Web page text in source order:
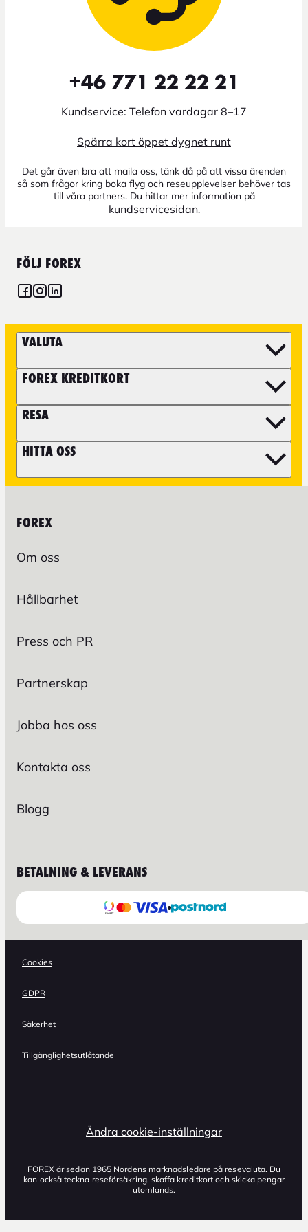
+46 771 22 22 21
Kundservice: Telefon vardagar 8–17
Spärra kort öppet dygnet runt
Det går även bra att maila oss, tänk då på att vissa ärenden
så som frågor kring boka flyg och reseupplevelser behöver tas
till våra partners. Du hittar mer information på
kundservicesidan.
FÖLJ FOREX
VALUTA
FOREX KREDITKORT
RESA
HITTA OSS
FOREX
Om oss
Hållbarhet
Press och PR
Partnerskap
Jobba hos oss
Kontakta oss
Blogg
BETALNING & LEVERANS
Cookies
GDPR
Säkerhet
Tillgänglighetsutlåtande
Ändra cookie-inställningar
FOREX är sedan 1965 Nordens marknadsledare på resevaluta. Du
kan också teckna reseförsäkring, skaffa kreditkort och skicka pengar
utomlands.